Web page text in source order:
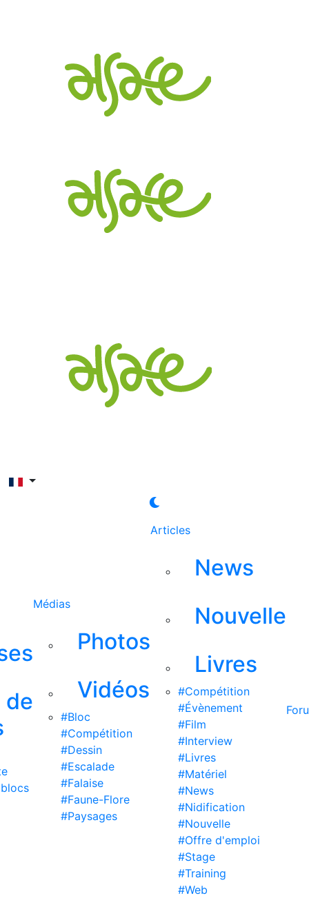
de
Médias
Photos
Vidéos
#Bloc
#Compétition
#Dessin
#Escalade
#Falaise
#Faune-Flore
#Paysages
Articles
News
Nouvelle
Livres
#Compétition
#Évènement
#Film
#Interview
#Livres
#Matériel
#News
#Nidification
#Nouvelle
#Offre d'emploi
#Stage
#Training
#Web